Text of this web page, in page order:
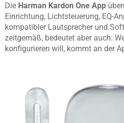
Die Harman Kardon One App
Einrichtung, Lichtsteuerung, EQ-
kompatibler Lautsprecher und
zeitgemäß, bedeutet aber auch:
konfigurieren will, kommt an der